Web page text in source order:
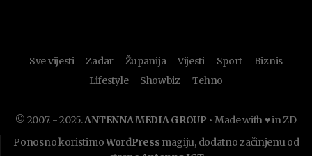
Sve vijesti Zadar Županija Vijesti Sport
Biznis
Lifestyle
Showbiz Tehno
© 2007. - 2025.ANTENNA MEDIA GROUP • Made with ♥ in ZD
Ponosno koristimoWordPress magiju, dodatno začinjenu od